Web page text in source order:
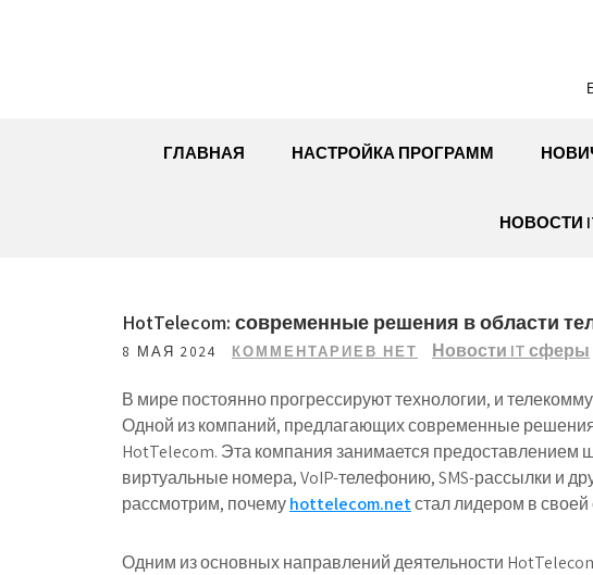
ГЛАВНАЯ НАСТРОЙКА ПРОГРАММ
НОВОСТИ
HotTelecom: современные решения в области
8 МАЯ 2024 КОММЕНТАРИЕВ НЕТ Новости IT сферы
В мире постоянно прогрессируют технологии, и
Одной из компаний, предлагающих современные
HotTelecom. Эта компания занимается предоставлением
виртуальные номера, VoIP-телефонию, SMS-рассылки и
рассмотрим, почемуhottelecom.netстал лидером в своей
Одним из основных направлений деятельности